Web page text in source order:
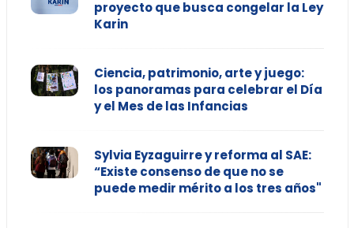
proyecto que busca congelar la Ley
Karin
Ciencia, patrimonio, arte y juego:
los panoramas para celebrar el Día
y el Mes de las Infancias
Sylvia Eyzaguirre y reforma al SAE:
“Existe consenso de que no se
puede medir mérito a los tres años"